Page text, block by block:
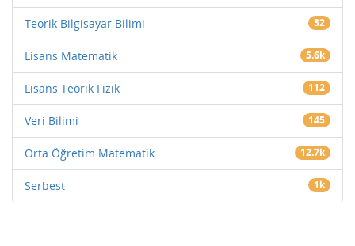
Teorik Bilgisayar Bilimi 32
Lisans Matematik 5.6k
Lisans Teorik Fizik 112
Veri Bilimi 145
Orta Öğretim Matematik 12.7k
Serbest 1k